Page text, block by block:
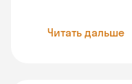
Читать дальше